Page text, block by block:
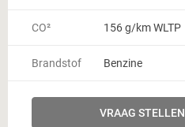
CO² 156 g/km WLTP
Brandstof Benzine
VRAAG STELLEN